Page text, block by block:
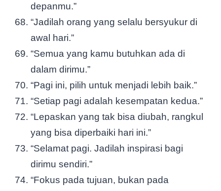
depanmu.”
“Jadilah orang yang selalu bersyukur di
awal hari.”
“Semua yang kamu butuhkan ada di
dalam dirimu.”
“Pagi ini, pilih untuk menjadi lebih baik.”
“Setiap pagi adalah kesempatan kedua.”
“Lepaskan yang tak bisa diubah, rangkul
yang bisa diperbaiki hari ini.”
“Selamat pagi. Jadilah inspirasi bagi
dirimu sendiri.”
“Fokus pada tujuan, bukan pada